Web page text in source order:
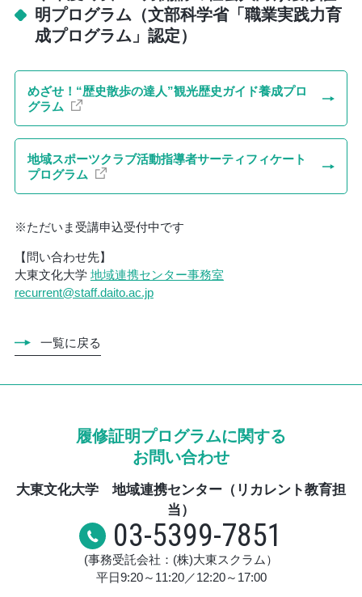
明プログラム（文部科学省「職業実践力育
成プログラム」認定）
めざせ！“歴史散歩の達人”観光歴史ガイド養成プロ
グラム
地域スポーツクラブ活動指導者サーティフィケート
プログラム
※ただいま受講申込受付中です
【問い合わせ先】
大東文化大学 地域連携センター事務室
recurrent@staff.daito.ac.jp
一覧に戻る
履修証明プログラムに関する
お問い合わせ
大東文化大学 地域連携センター（リカレント教育担
当）
03-5399-7851
(事務受託会社：(株)大東スクラム）
平日9:20～11:20／12:20～17:00